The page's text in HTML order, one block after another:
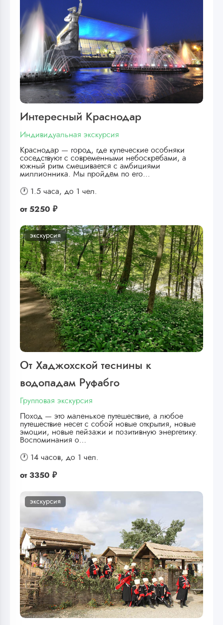
Интересный Краснодар
Индивидуальная экскурсия
Краснодар — город, где купеческие особняки
соседствуют с современными небоскрёбами, а
южный ритм смешивается с амбициями
миллионника. Мы пройдём по его…
🕐 1.5 часа, до 1 чел.
от 5250 ₽
экскурсия
От Хаджохской теснины к
водопадам Руфабго
Групповая экскурсия
Поход — это маленькое путешествие, а любое
путешествие несет с собой новые открытия, новые
эмоции, новые пейзажи и позитивную энергетику.
Воспоминания о…
🕐 14 часов, до 1 чел.
от 3350 ₽
экскурсия